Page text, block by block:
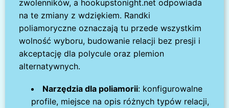
zwolenników, a hookupstonight.net odpowiada
na te zmiany z wdziękiem. Randki
poliamoryczne oznaczają tu przede wszystkim
wolność wyboru, budowanie relacji bez presji i
akceptację dla polycule oraz plemion
alternatywnych.
Narzędzia dla poliamorii: konfigurowalne
profile, miejsce na opis różnych typów relacji,